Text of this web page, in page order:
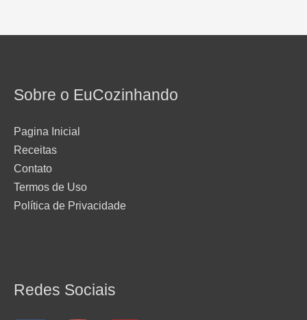
Sobre o EuCozinhando
Pagina Inicial
Receitas
Contato
Termos de Uso
Política de Privacidade
Redes Sociais